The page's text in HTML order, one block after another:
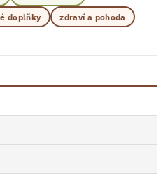
doplňky
zdraví a pohoda